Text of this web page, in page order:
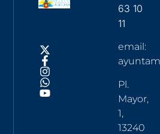
63 10
11
email:
Pl.
Mayor,
1,
13240